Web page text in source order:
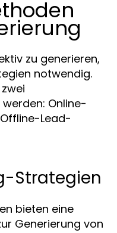
zu generieren,
notwendig.
Online-
Lead-
Strategien
bieten eine
Generierung von